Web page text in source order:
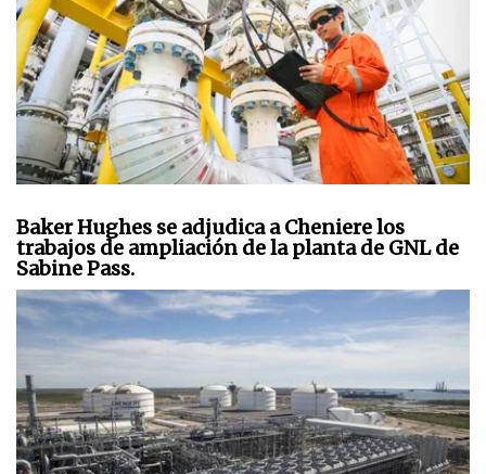
Baker Hughes se adjudica a Cheniere los
trabajos de ampliación de la planta de GNL de
Sabine Pass.